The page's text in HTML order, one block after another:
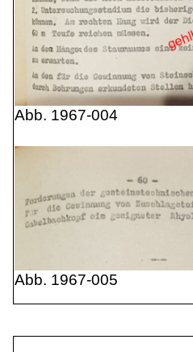
Abb. 1967-004
Abb. 1967-005